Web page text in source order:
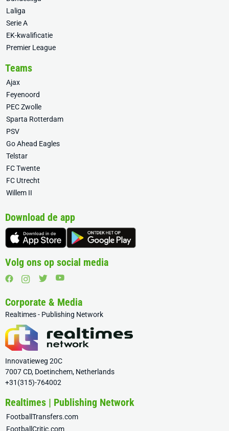
Laliga
Serie A
EK-kwalificatie
Premier League
Teams
Ajax
Feyenoord
PEC Zwolle
Sparta Rotterdam
PSV
Go Ahead Eagles
Telstar
FC Twente
FC Utrecht
Willem II
Download de app
Volg ons op social media
Corporate & Media
Realtimes - Publishing Network
Innovatieweg 20C
7007 CD, Doetinchem, Netherlands
+31(315)-764002
Realtimes | Publishing Network
FootballTransfers.com
FootballCritic.com